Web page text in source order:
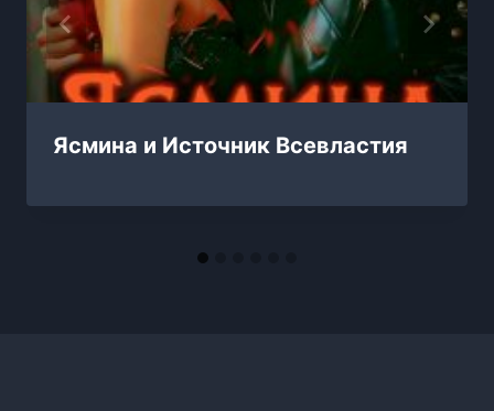
Ясмина и Источник Всевластия